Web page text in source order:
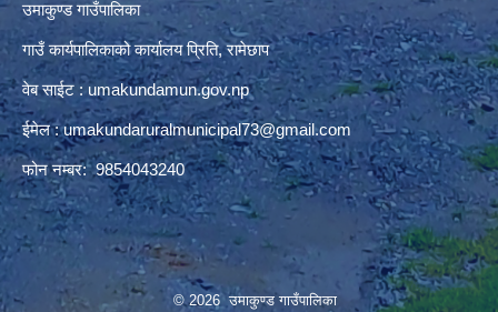
उमाकुण्ड गाउँपालिका
गाउँ कार्यपालिकाको कार्यालय प्रिति, रामेछाप
वेब साईट : umakundamun.gov.np
ईमेल :umakundaruralmunicipal73@gmail.com
फोन नम्बर: 9854043240
© 2026 उमाकुण्ड गाउँपालिका